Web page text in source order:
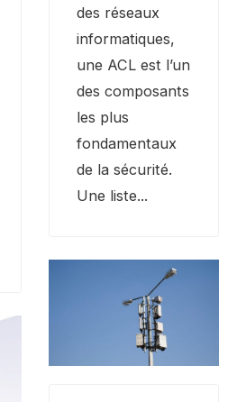
des réseaux
informatiques,
une ACL est l’un
des composants
les plus
fondamentaux
de la sécurité.
Une liste...